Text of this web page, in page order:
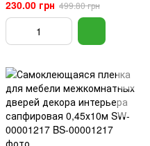
нефритовый мрамор
серебрянные соты
230.00 грн 499.80 грн